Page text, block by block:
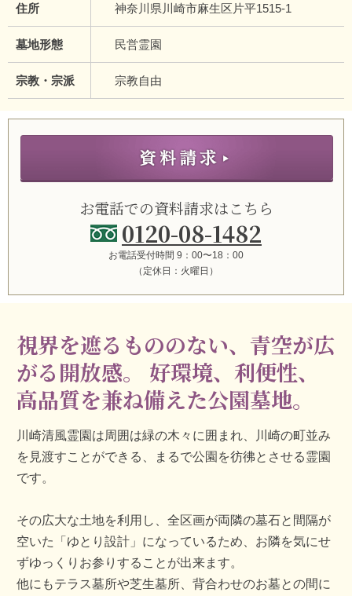
住所 神奈川県川崎市麻生区片平1515-1
墓地形態 民営霊園
宗教・宗派 宗教自由
お電話での資料請求はこちら
0120-08-1482
お電話受付時間 9：00〜18：00
（定休日：火曜日）
視界を遮るもののない、青空が広
がる開放感。
好環境、利便性、
高品質を兼ね備えた公園墓地。
川崎清風霊園は周囲は緑の木々に囲まれ、川崎の町並み
を見渡すことができる、まるで公園を彷彿とさせる霊園
です。
その広大な土地を利用し、全区画が両隣の墓石と間隔が
空いた「ゆとり設計」になっているため、お隣を気にせ
ずゆっくりお参りすることが出来ます。
他にもテラス墓所や芝生墓所、背合わせのお墓との間に